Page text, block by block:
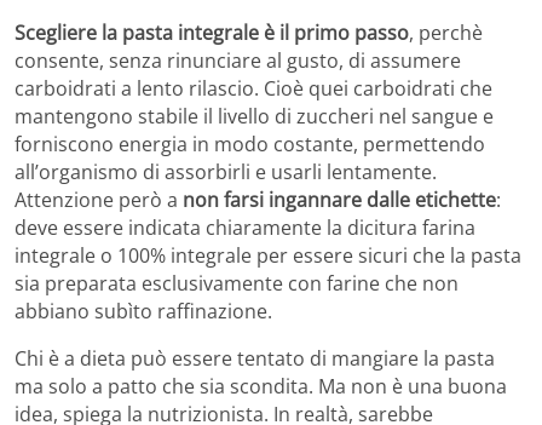
Scegliere la pasta integrale è il primo passo, perchè
consente, senza rinunciare al gusto, di assumere
carboidrati a lento rilascio. Cioè quei carboidrati che
mantengono stabile il livello di zuccheri nel sangue e
forniscono energia in modo costante, permettendo
all’organismo di assorbirli e usarli lentamente.
Attenzione però a non farsi ingannare dalle etichette:
deve essere indicata chiaramente la dicitura farina
integrale o 100% integrale per essere sicuri che la pasta
sia preparata esclusivamente con farine che non
abbiano subìto raffinazione.
Chi è a dieta può essere tentato di mangiare la pasta
ma solo a patto che sia scondita. Ma non è una buona
idea, spiega la nutrizionista. In realtà, sarebbe